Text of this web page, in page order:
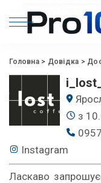
Головна > Довідка >
з
Instagram
Ласкаво